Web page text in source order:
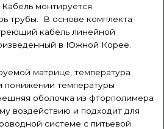
монтируется
трубы. В основе комплекта
кабель линейной
в Южной Корее.
матрице, температура
понижении температуры
оболочка из фторполимера
воздействию и подходит для
системе с питьевой